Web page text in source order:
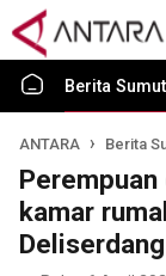
Berita Sumut
ANTARA Berita
kamar
Deliserdang